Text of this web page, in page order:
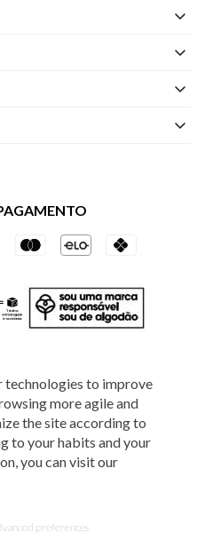
technologies to improve
more agile and
the site according to
to your habits and your
you can visit our
preferences
reservados - A loja Estoque reserva-
como: preços, promoções e
Veste S.A Estilo. Rua Othão, 405, Vila